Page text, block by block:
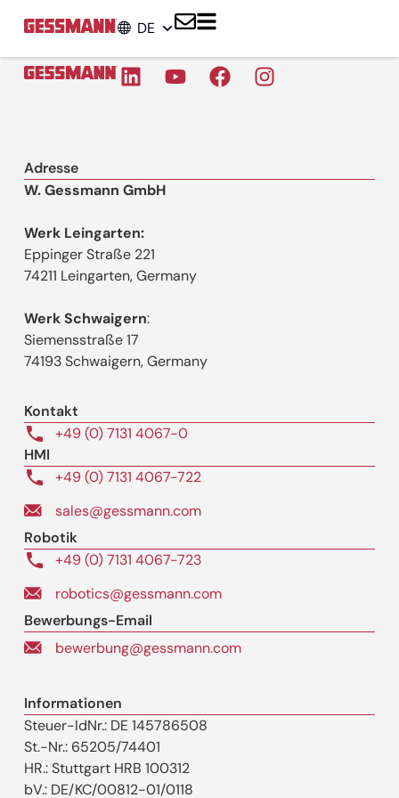
DE
Adresse
W. Gessmann GmbH
Werk Leingarten:
Eppinger Straße 221
74211 Leingarten, Germany
Werk Schwaigern:
Siemensstraße 17
74193 Schwaigern, Germany
Kontakt
+49 (0) 7131 4067-0
HMI
+49 (0) 7131 4067-722
sales@gessmann.com
Robotik
+49 (0) 7131 4067-723
robotics@gessmann.com
Bewerbungs-Email
bewerbung@gessmann.com
Informationen
Steuer-IdNr.: DE 145786508
St.-Nr.: 65205/74401
HR.: Stuttgart HRB 100312
bV.: DE/KC/00812-01/0118